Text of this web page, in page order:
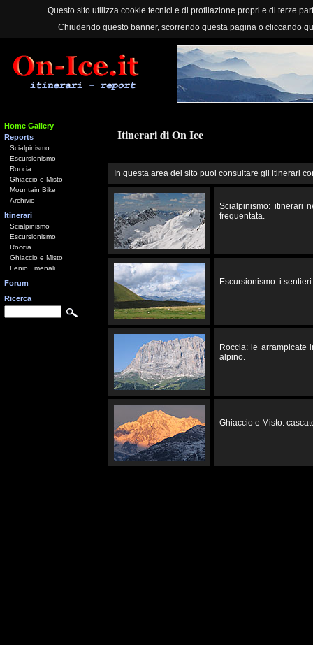
Questo sito utilizza cookie tecnici e di profilazione propri e di terze
Chiudendo questo banner, scorrendo questa pagina o cliccando
Home Gallery
Reports
Scialpinismo
Escursionismo
Roccia
Ghiaccio e Misto
Mountain Bike
Archivio
Itinerari
Scialpinismo
Escursionismo
Roccia
Ghiaccio e Misto
Fenio...menali
Forum
Ricerca
Itinerari di On Ice
In questa area del sito puoi consultare gli itinerari
Scialpinismo: itinerari
frequentata.
Escursionismo: i
Roccia: le arrampicate
alpino.
Ghiaccio e Misto: